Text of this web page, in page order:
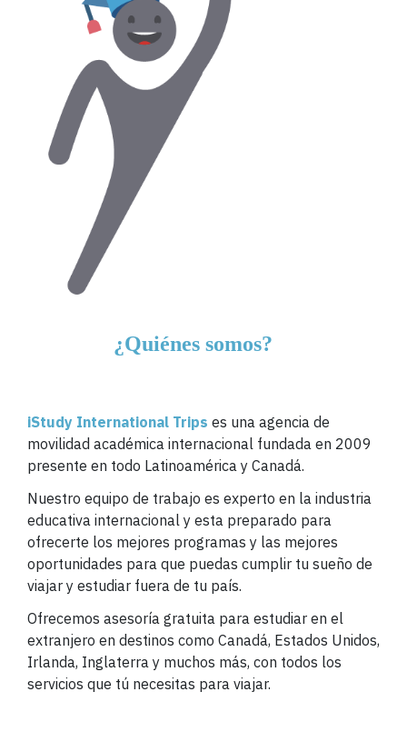
¿Quiénes somos?
iStudy International Trips es una agencia de
movilidad académica internacional fundada en 2009
presente en todo Latinoamérica y Canadá.
Nuestro equipo de trabajo es experto en la industria
educativa internacional y esta preparado para
ofrecerte los mejores programas y las mejores
oportunidades para que puedas cumplir tu sueño de
viajar y estudiar fuera de tu país.
Ofrecemos asesoría gratuita para estudiar en el
extranjero en destinos como Canadá, Estados Unidos,
Irlanda, Inglaterra y muchos más, con todos los
servicios que tú necesitas para viajar.